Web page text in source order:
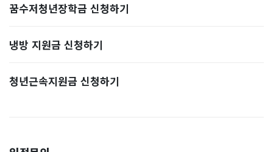
꿈수저청년장학금 신청하기
냉방 지원금 신청하기
청년근속지원금 신청하기